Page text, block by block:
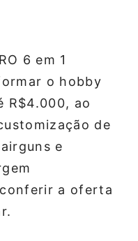
6 em 1
o hobby
R$4.000, ao
de
e
a oferta